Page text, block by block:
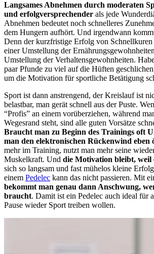
Langsames Abnehmen durch moderaten
und erfolgversprechender als jede
Abnehmen bedeutet noch schnelleres
dem Hungern aufhört. Und irgendwann
Denn der kurzfristige Erfolg von Schnellkuren
einer Umstellung der
Umstellung der Verhaltensgewohnheiten.
paar Pfunde zu viel auf die Hüften
um die Motivation für sportliche Betätigung
Sport ist dann anstrengend, der Kreislauf ist
belastbar, man gerät schnell aus der Puste.
“Profis” an einem vorüberziehen, während
Wegesrand steht, sind alle guten Vorsätze
Braucht man zu Beginn des Trainings oft
man den elektronischen Rückenwind eben
mehr im Training, nutzt man mehr seine
Muskelkraft. Und die Motivation bleibt, weil
sich so langsam und fast mühelos kleine
einem Pedelec kann das nicht passieren. Mit
bekommt man genau dann Anschwung,
braucht. Damit ist ein Pedelec auch ideal für
Pause wieder Sport treiben wollen.